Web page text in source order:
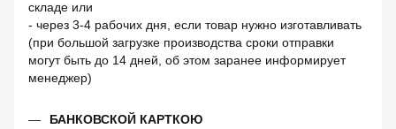
складе или
- через 3-4 рабочих дня, если товар нужно изготавливать
(при большой загрузке производства сроки отправки
могут быть до 14 дней, об этом заранее информирует
менеджер)
БАНКОВСКОЙ КАРТКОЮ